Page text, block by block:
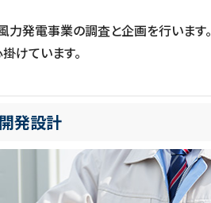
発電事業の調査と企画を行います。
けています。
開発設計